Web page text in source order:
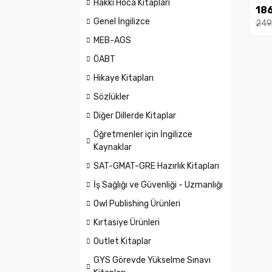
Hakkı Hoca Kitapları
Genel İngilizce
MEB-AGS
ÖABT
Hikaye Kitapları
Sözlükler
Diğer Dillerde Kitaplar
Öğretmenler için İngilizce
Kaynaklar
SAT-GMAT-GRE Hazırlık Kitapları
İş Sağlığı ve Güvenliği - Uzmanlığı
Owl Publishing Ürünleri
Kırtasiye Ürünleri
Outlet Kitaplar
GYS Görevde Yükselme Sınavı